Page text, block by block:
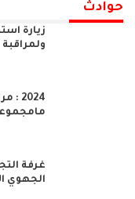
حوادث
زيارة
ولمراقبة
مامجموعه 656
غرفة
الجهوي